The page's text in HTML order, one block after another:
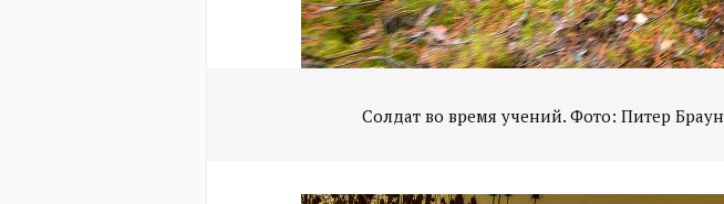
Солдат во время учений. Фото: Питер Браун